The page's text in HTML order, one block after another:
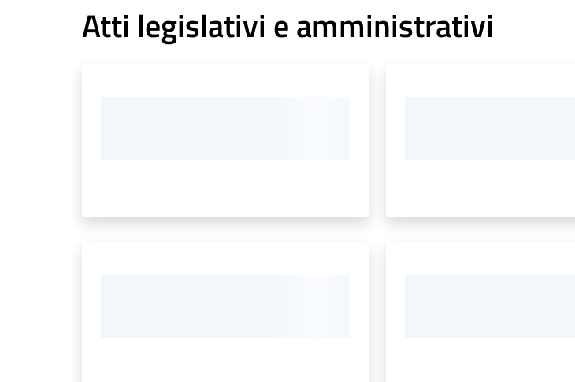
Atti legislativi e amministrativi